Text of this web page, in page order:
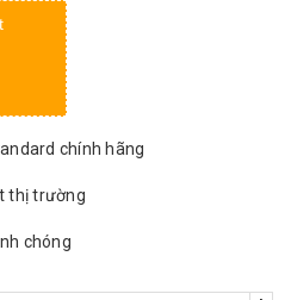
chính hãng
thị trường
chóng